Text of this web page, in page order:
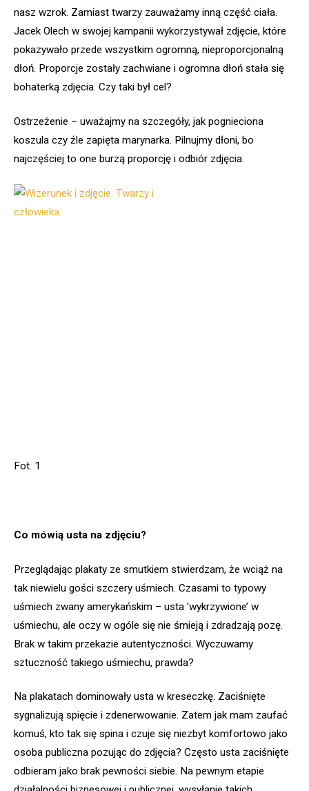
nasz wzrok. Zamiast twarzy zauważamy inną część ciała.
Jacek Olech w swojej kampanii wykorzystywał zdjęcie, które
pokazywało przede wszystkim ogromną, nieproporcjonalną
dłoń. Proporcje zostały zachwiane i ogromna dłoń stała się
bohaterką zdjęcia. Czy taki był cel?
Ostrzeżenie – uważajmy na szczegóły, jak pognieciona
koszula czy źle zapięta marynarka. Pilnujmy dłoni, bo
najczęściej to one burzą proporcję i odbiór zdjęcia.
Fot. 1
Co mówią usta na zdjęciu?
Przeglądając plakaty ze smutkiem stwierdzam, że wciąż na
tak niewielu gości szczery uśmiech. Czasami to typowy
uśmiech zwany amerykańskim – usta 'wykrzywione’ w
uśmiechu, ale oczy w ogóle się nie śmieją i zdradzają pozę.
Brak w takim przekazie autentyczności. Wyczuwamy
sztuczność takiego uśmiechu, prawda?
Na plakatach dominowały usta w kreseczkę. Zaciśnięte
sygnalizują spięcie i zdenerwowanie. Zatem jak mam zaufać
komuś, kto tak się spina i czuje się niezbyt komfortowo jako
osoba publiczna pozując do zdjęcia? Często usta zaciśnięte
odbieram jako brak pewności siebie. Na pewnym etapie